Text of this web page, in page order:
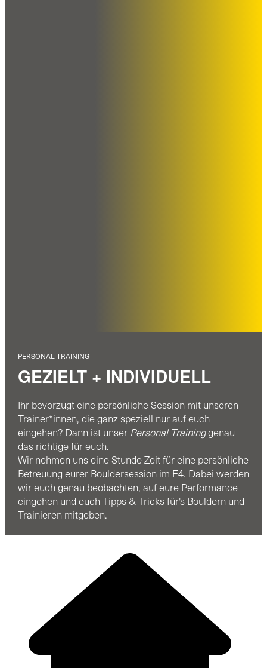
PERSONAL TRAINING
GEZIELT + INDIVIDUELL
Ihr bevorzugt eine persönliche Session mit unseren
Trainer*innen, die ganz speziell nur auf euch
eingehen? Dann ist unser Personal Traininggenau
das richtige für euch.
Wir nehmen uns eine Stunde Zeit für eine persönliche
Betreuung eurer Bouldersession im E4. Dabei werden
wir euch genau beobachten, auf eure Performance
eingehen und euch Tipps & Tricks für's Bouldern und
Trainieren mitgeben.